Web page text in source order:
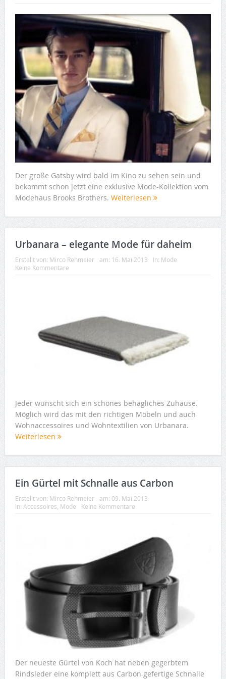
Der große Gatsby wird bald im Kino zu sehen sein und
bekommt schon jetzt eine exklusive Mode-Kollektion vom
Modehaus Brooks Brothers. Weiterlesen
Urbanara – elegante Mode für daheim
Erstellt von: Mirco Rehmeier am: 16. Mai 2013 In: Mode
Keine Kommentare
Jeder wünscht sich ein schönes behagliches Zuhause.
Möglich wird das mit den richtigen Möbeln und auch
Wohnaccessoires und Wohntextilien von Urbanara.
Weiterlesen
Ein Gürtel mit Schnalle aus Carbon
Erstellt von: Mirco Rehmeier am: 09. Mai 2013
In: Accessoires Mode Keine Kommentare
Der neueste Gürtel von Koch hat neben gegerbtem
Rindsleder eine komplett aus Carbon gefertige Schnalle